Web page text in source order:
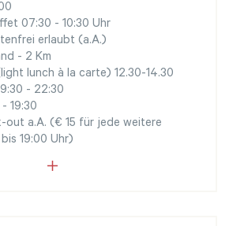
07:30 - 10:30 Uhr
erlaubt (a.A.)
- 2 Km
lunch à la carte) 12.30-14.30
- 22:30
19:30
out a.A. (€ 15 für jede weitere
19:00 Uhr)